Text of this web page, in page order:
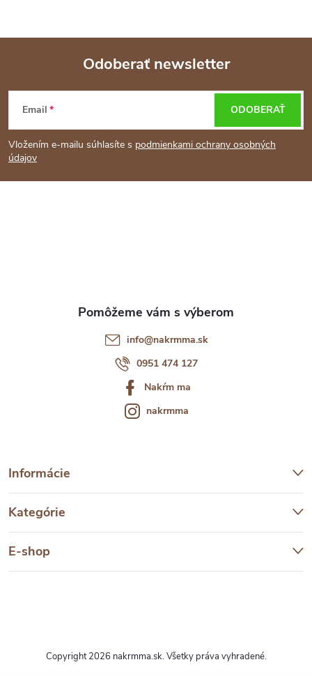
Z
á
p
Odoberať newsletter
Email
Vložením e-mailu súhlasíte s podmienkami ochrany osobných
údajov
ODOBERAŤ
Informácie
Kategórie
E-shop
info@nakrmma.sk
0951 474 127
Nakŕm ma
nakrmma
Copyright 2026 nakrmma.sk. Všetky práva vyhradené.